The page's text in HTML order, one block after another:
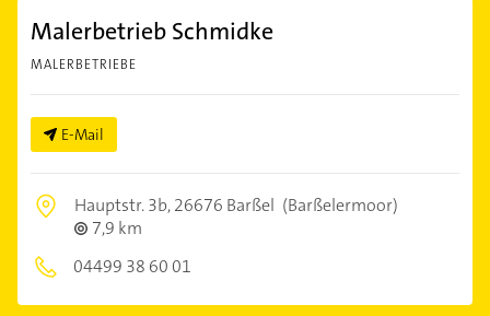
Malerbetrieb Schmidke
MALERBETRIEBE
E-Mail
Hauptstr. 3b,26676 Barßel (Barßelermoor)
7,9 km
04499 38 60 01